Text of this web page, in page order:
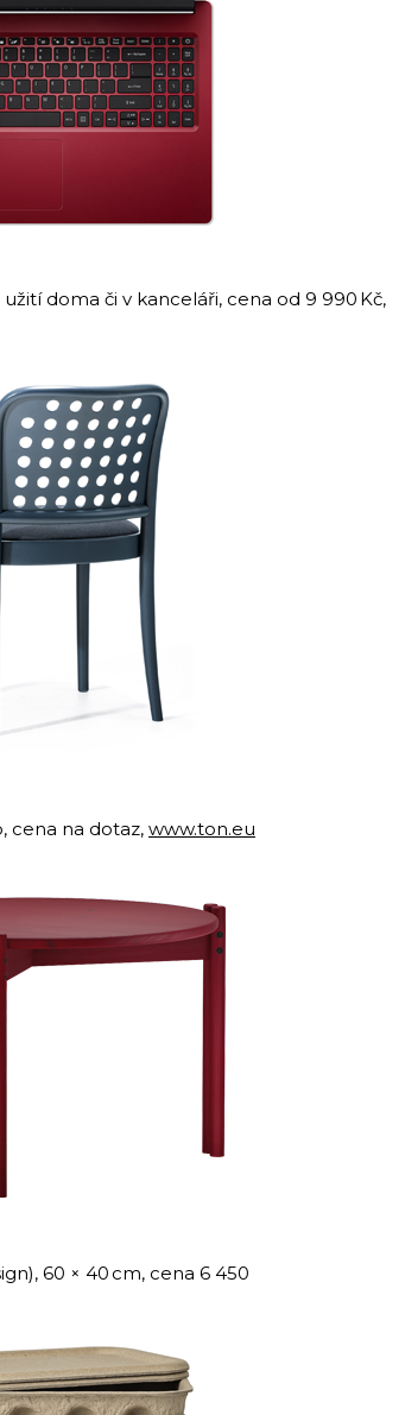
doma či v kanceláři, cena od 9 990 Kč,
cena na dotaz, www.ton.eu
60 × 40 cm, cena 6 450